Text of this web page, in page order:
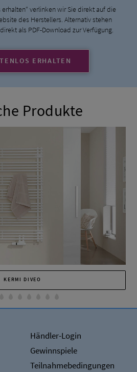
verlinken wir Sie direkt auf die
des Herstellers. Alternativ stehen
als PDF-Download zur Verfügung.
ERHALTEN
Produkte
KERMI DIVEO
Händler-Login
Gewinnspiele
Teilnahmebedingungen